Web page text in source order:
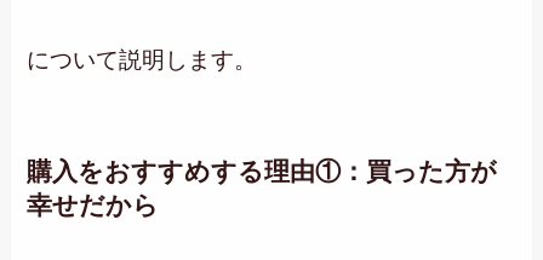
について説明します。
購入をおすすめする理由①：買った方が
幸せだから